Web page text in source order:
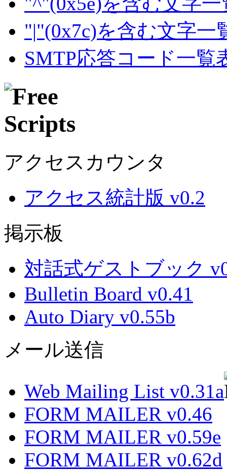
"|"(0x7c)を含む文字一
SMTP応答コード一覧
アクセスカウンタ
アクセス統計版 v0.2
掲示板
対話式ゲストブック
Bulletin Board v0.41
Auto Diary v0.55b
メール送信
Web Mailing List v0.31a
FORM MAILER v0.46
FORM MAILER v0.59e
FORM MAILER v0.62d